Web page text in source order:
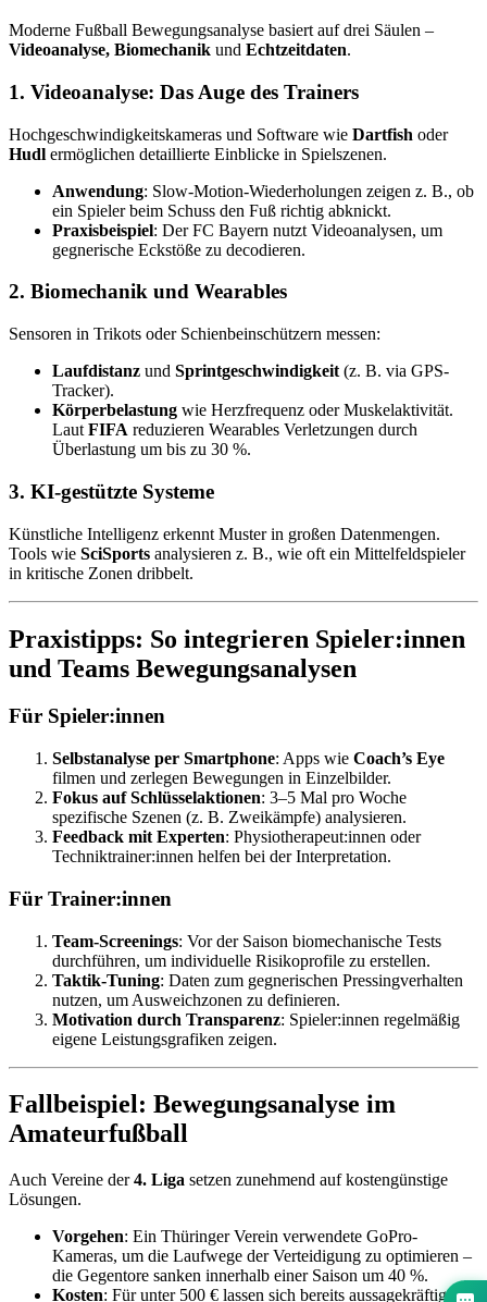
Moderne Fußball Bewegungsanalyse basiert auf drei Säulen –
Videoanalyse, Biomechanik und Echtzeitdaten.
1. Videoanalyse: Das Auge des Trainers
Hochgeschwindigkeitskameras und Software wie Dartfish oder
Hudl ermöglichen detaillierte Einblicke in Spielszenen.
Anwendung: Slow-Motion-Wiederholungen zeigen z. B., ob
ein Spieler beim Schuss den Fuß richtig abknickt.
Praxisbeispiel: Der FC Bayern nutzt Videoanalysen, um
gegnerische Eckstöße zu decodieren.
2. Biomechanik und Wearables
Sensoren in Trikots oder Schienbeinschützern messen:
Laufdistanz und Sprintgeschwindigkeit (z. B. via GPS-
Tracker).
Körperbelastung wie Herzfrequenz oder Muskelaktivität.
Laut FIFA reduzieren Wearables Verletzungen durch
Überlastung um bis zu 30 %.
3. KI-gestützte Systeme
Künstliche Intelligenz erkennt Muster in großen Datenmengen.
Tools wie SciSports analysieren z. B., wie oft ein Mittelfeldspieler
in kritische Zonen dribbelt.
Praxistipps: So integrieren Spieler:innen
und Teams Bewegungsanalysen
Für Spieler:innen
Selbstanalyse per Smartphone: Apps wie Coach’s Eye
filmen und zerlegen Bewegungen in Einzelbilder.
Fokus auf Schlüsselaktionen: 3–5 Mal pro Woche
spezifische Szenen (z. B. Zweikämpfe) analysieren.
Feedback mit Experten: Physiotherapeut:innen oder
Techniktrainer:innen helfen bei der Interpretation.
Für Trainer:innen
Team-Screenings: Vor der Saison biomechanische Tests
durchführen, um individuelle Risikoprofile zu erstellen.
Taktik-Tuning: Daten zum gegnerischen Pressingverhalten
nutzen, um Ausweichzonen zu definieren.
Motivation durch Transparenz: Spieler:innen regelmäßig
eigene Leistungsgrafiken zeigen.
Fallbeispiel: Bewegungsanalyse im
Amateurfußball
Auch Vereine der4. Liga setzen zunehmend auf kostengünstige
Lösungen.
Vorgehen: Ein Thüringer Verein verwendete GoPro-
Kameras, um die Laufwege der Verteidigung zu optimieren –
die Gegentore sanken innerhalb einer Saison um 40 %.
Kosten: Für unter 500 € lassen sich bereits aussagekräftige